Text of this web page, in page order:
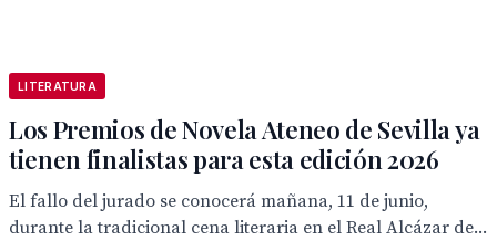
LITERATURA
Los Premios de Novela Ateneo de Sevilla ya
tienen finalistas para esta edición 2026
El fallo del jurado se conocerá mañana, 11 de junio,
durante la tradicional cena literaria en el Real Alcázar de...